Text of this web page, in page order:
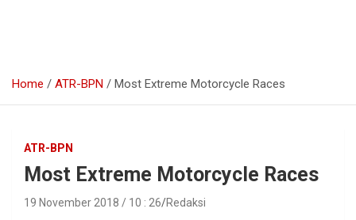
Home ATR-BPN Most Extreme Motorcycle Races
ATR-BPN
Most Extreme Motorcycle Races
19 November 2018 / 10 : 26 Redaksi